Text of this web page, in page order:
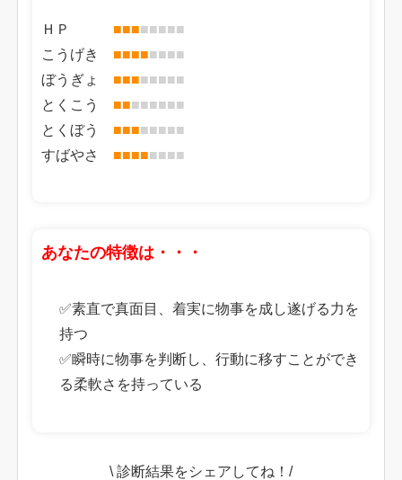
ＨＰ ■■■■■■■■
こうげき ■■■■■■■■
ぼうぎょ ■■■■■■■■
とくこう ■■■■■■■■
とくぼう ■■■■■■■■
すばやさ ■■■■■■■■
あなたの特徴は・・・
✅素直で真面目、着実に物事を成し遂げる力を
持つ
✅瞬時に物事を判断し、行動に移すことができ
る柔軟さを持っている
\ 診断結果をシェアしてね！/